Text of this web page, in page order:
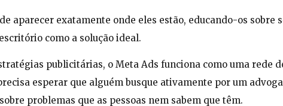
aparecer exatamente onde eles estão, educando-os sobre
como a solução ideal.
publicitárias, o Meta Ads funciona como uma rede
esperar que alguém busque ativamente por um
problemas que as pessoas nem sabem que têm.